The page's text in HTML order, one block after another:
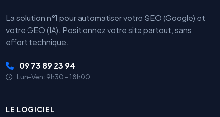
La solution n°1 pour automatiser votre SEO (Google) et
votre GEO (IA). Positionnez votre site partout, sans
effort technique.
09 73 89 23 94
Lun-Ven: 9h30 - 18h00
LE LOGICIEL